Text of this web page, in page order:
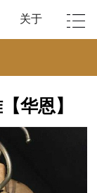
关于
华恩】